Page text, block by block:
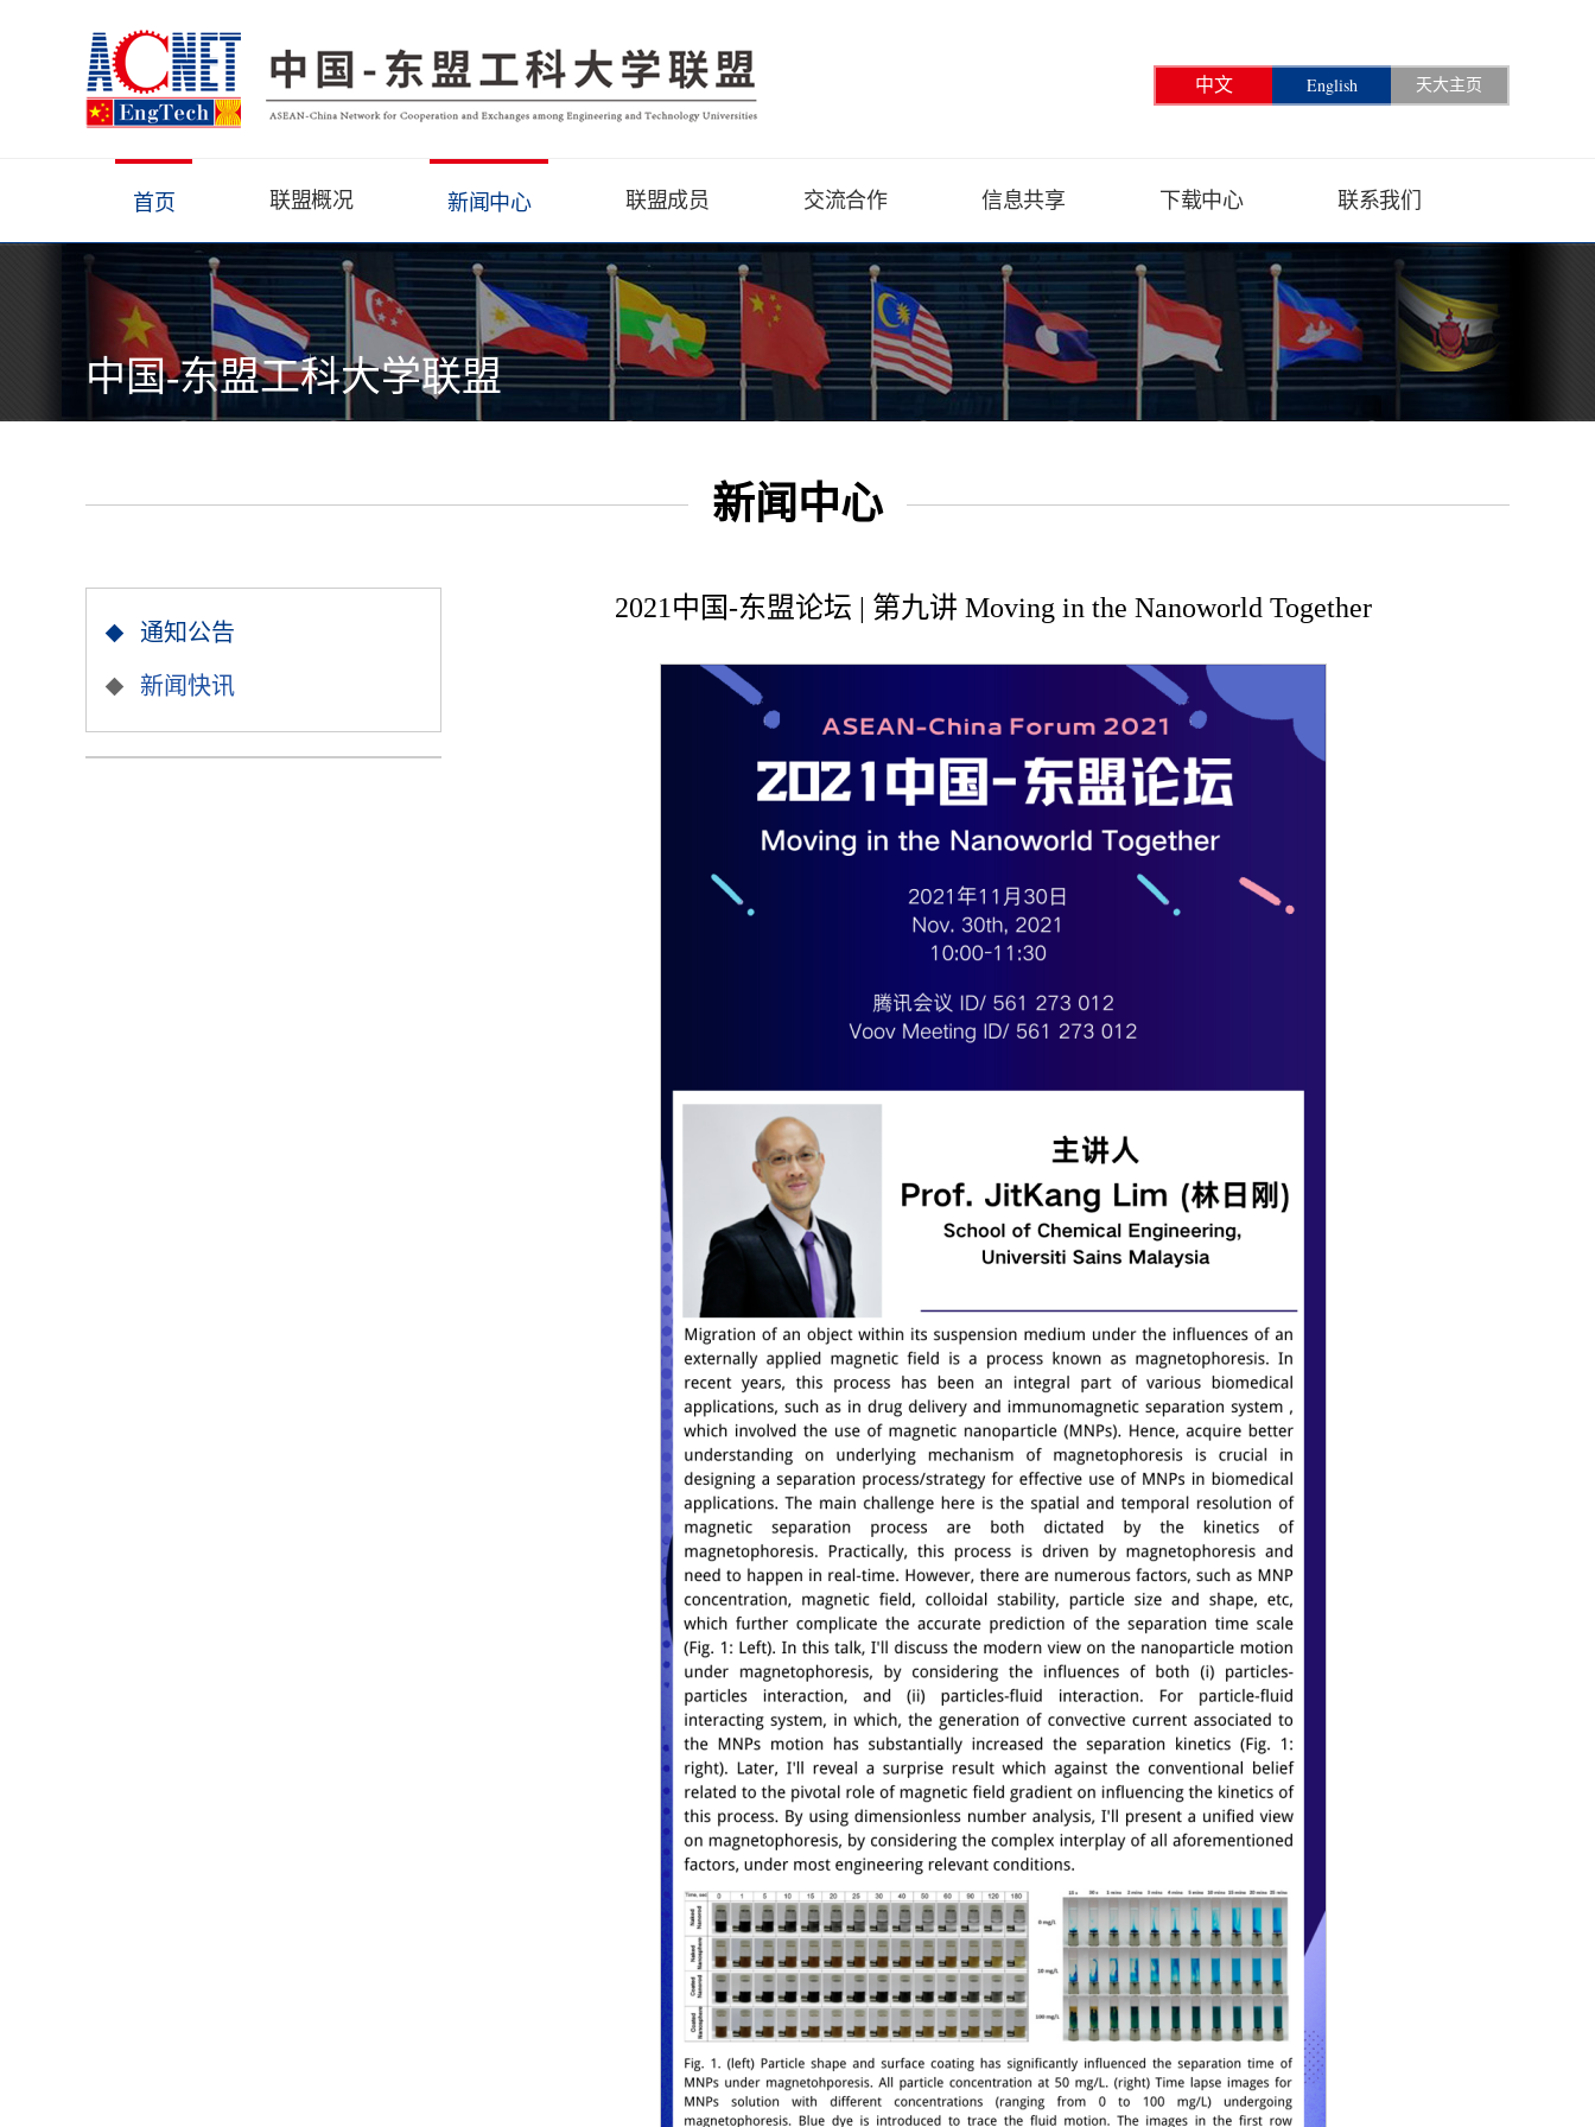
中文 English 天大主页
首页 联盟概况 新闻中心 联盟成员 交流合作 信息共享 下载中心 联系我们
中国-东盟工科大学联盟
新闻中心
2021中国-东盟论坛 | 第九讲 Moving in the Nanoworld Together
通知公告
新闻快讯